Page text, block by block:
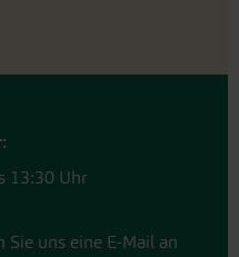
13:30 Uhr
uns eine E-Mail an